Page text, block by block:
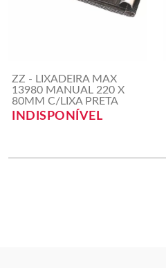
ZZ - LIXADEIRA MAX
13980 MANUAL 220 X
80MM C/LIXA PRETA
INDISPONÍVEL